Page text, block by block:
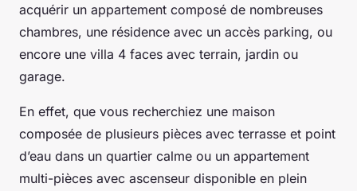
acquérir un appartement composé de nombreuses
chambres, une résidence avec un accès parking, ou
encore une villa 4 faces avec terrain, jardin ou
garage.
En effet, que vous recherchiez une maison
composée de plusieurs pièces avec terrasse et point
d’eau dans un quartier calme ou un appartement
multi-pièces avec ascenseur disponible en plein